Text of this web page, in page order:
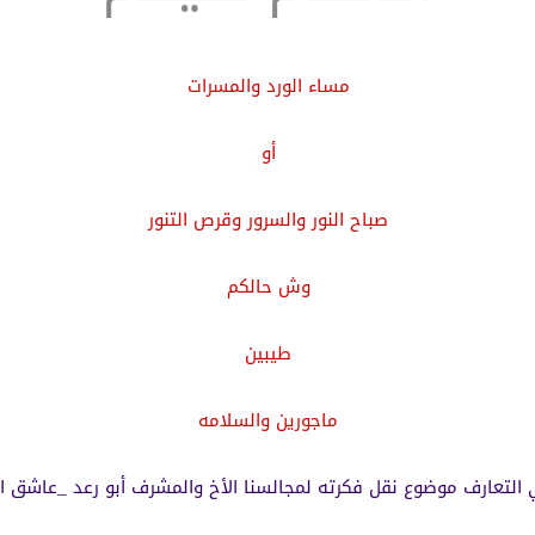
مساء الورد والمسرات
أو
صباح النور والسرور وقرص التنور
وش حالكم
طيبين
ماجورين والسلامه
موضوع نقل فكرته لمجالسنا الأخ والمشرف أبو رعد _عاشق